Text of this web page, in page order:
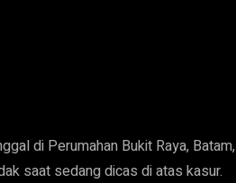
di Perumahan Bukit Raya, Batam,
saat sedang dicas di atas kasur.